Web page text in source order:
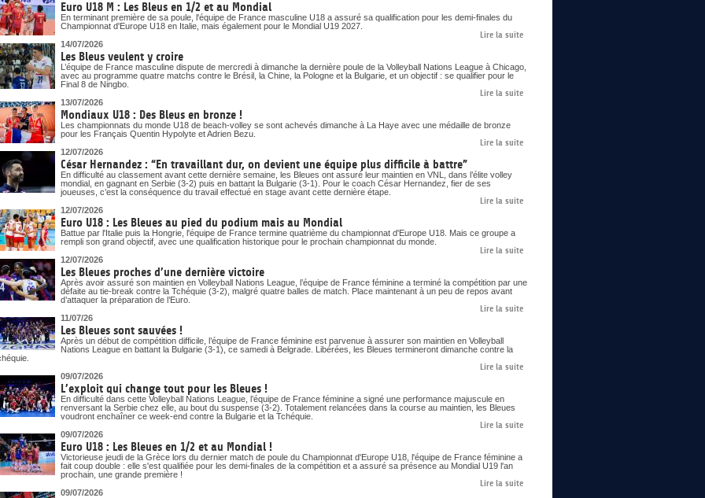
Euro U18 M : Les Bleus en 1/2 et au Mondial
En terminant première de sa poule, l'équipe de France masculine U18 a assuré sa qualification pour les demi-finales du
Championnat d'Europe U18 en Italie, mais également pour le Mondial U19 2027.
Lire la suite
14/07/2026
Les Bleus veulent y croire
L’équipe de France masculine dispute de mercredi à dimanche la dernière poule de la Volleyball Nations League à Chicago,
avec au programme quatre matchs contre le Brésil, la Chine, la Pologne et la Bulgarie, et un objectif : se qualifier pour le
Final 8 de Ningbo.
Lire la suite
13/07/2026
Mondiaux U18 : Des Bleus en bronze !
Les championnats du monde U18 de beach-volley se sont achevés dimanche à La Haye avec une médaille de bronze
pour les Français Quentin Hypolyte et Adrien Bezu.
Lire la suite
12/07/2026
César Hernandez : “En travaillant dur, on devient une équipe plus difficile à battre”
En difficulté au classement avant cette dernière semaine, les Bleues ont assuré leur maintien en VNL, dans l’élite volley
mondial, en gagnant en Serbie (3-2) puis en battant la Bulgarie (3-1). Pour le coach César Hernandez, fier de ses
joueuses, c’est la conséquence du travail effectué en stage avant cette dernière étape.
Lire la suite
12/07/2026
Euro U18 : Les Bleues au pied du podium mais au Mondial
Battue par l'Italie puis la Hongrie, l'équipe de France termine quatrième du championnat d'Europe U18. Mais ce groupe a
rempli son grand objectif, avec une qualification historique pour le prochain championnat du monde.
Lire la suite
12/07/2026
Les Bleues proches d’une dernière victoire
Après avoir assuré son maintien en Volleyball Nations League, l’équipe de France féminine a terminé la compétition par une
défaite au tie-break contre la Tchéquie (3-2), malgré quatre balles de match. Place maintenant à un peu de repos avant
d’attaquer la préparation de l’Euro.
Lire la suite
11/07/26
Les Bleues sont sauvées !
Après un début de compétition difficile, l’équipe de France féminine est parvenue à assurer son maintien en Volleyball
Nations League en battant la Bulgarie (3-1), ce samedi à Belgrade. Libérées, les Bleues termineront dimanche contre la
Lire la suite
09/07/2026
L’exploit qui change tout pour les Bleues !
En difficulté dans cette Volleyball Nations League, l’équipe de France féminine a signé une performance majuscule en
renversant la Serbie chez elle, au bout du suspense (3-2). Totalement relancées dans la course au maintien, les Bleues
voudront enchaîner ce week-end contre la Bulgarie et la Tchéquie.
Lire la suite
09/07/2026
Euro U18 : Les Bleues en 1/2 et au Mondial !
Victorieuse jeudi de la Grèce lors du dernier match de poule du Championnat d'Europe U18, l'équipe de France féminine a
fait coup double : elle s'est qualifiée pour les demi-finales de la compétition et a assuré sa présence au Mondial U19 l'an
prochain, une grande première !
Lire la suite
09/07/2026